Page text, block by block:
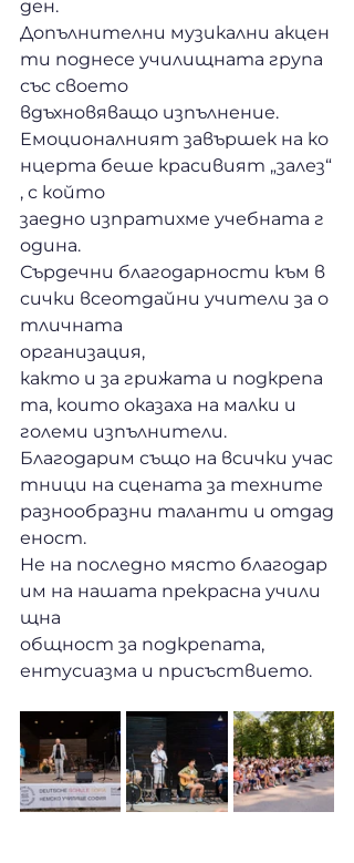
ден.
Допълнителни музикални акцен
ти поднесе училищната група
със своето
вдъхновяващо изпълнение.
Емоционалният завършек на ко
нцерта беше красивият „залез“
, с който
заедно изпратихме учебната г
одина.
Сърдечни благодарности към в
сички всеотдайни учители за о
тличната
организация,
както и за грижата и подкрепа
та, които оказаха на малки и
големи изпълнители.
Благодарим също на всички учас
тници на сцената за техните
разнообразни таланти и отдад
еност.
Не на последно място благодар
им на нашата прекрасна учили
щна
общност за подкрепата,
ентусиазма и присъствието.